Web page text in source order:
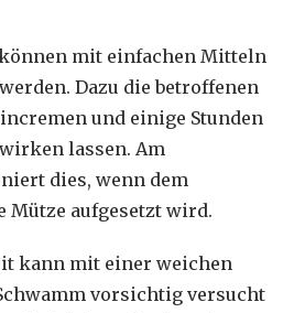
mit einfachen Mitteln
Dazu die betroffenen
und einige Stunden
lassen. Am
dies, wenn dem
Mütze aufgesetzt wird.
kann mit einer weichen
vorsichtig versucht